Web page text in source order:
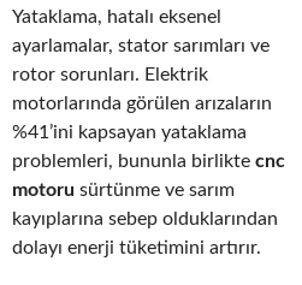
Yataklama, hatalı eksenel
ayarlamalar, stator sarımları ve
rotor sorunları. Elektrik
motorlarında görülen arızaların
%41’ini kapsayan yataklama
problemleri, bununla birlikte cnc
motoru sürtünme ve sarım
kayıplarına sebep olduklarından
dolayı enerji tüketimini artırır.